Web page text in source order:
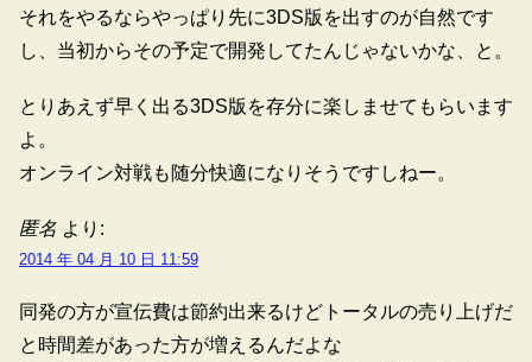
それをやるならやっぱり先に3DS版を出すのが自然です
し、当初からその予定で開発してたんじゃないかな、と。
とりあえず早く出る3DS版を存分に楽しませてもらいます
よ。
オンライン対戦も随分快適になりそうですしねー。
匿名 より:
2014 年 04 月 10 日 11:59
同発の方が宣伝費は節約出来るけどトータルの売り上げだ
と時間差があった方が増えるんだよな